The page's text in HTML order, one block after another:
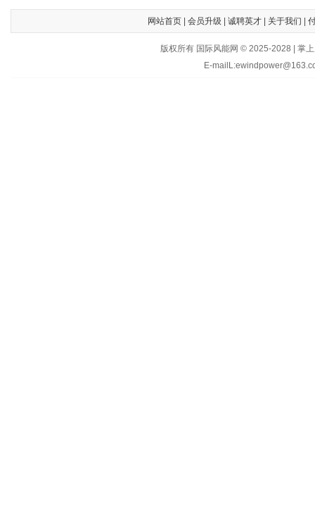
网站首页| 会员升级 诚聘英才| 关于我们
版权所有 国际风能网 © 2025-2028 | 掌
E-